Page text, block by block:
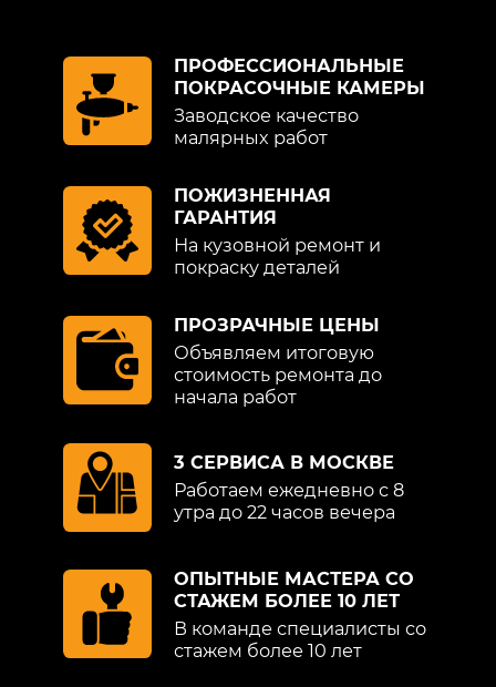
ПРОФЕССИОНАЛЬНЫЕ
ПОКРАСОЧНЫЕ КАМЕРЫ
Заводское качество
малярных работ
ПОЖИЗНЕННАЯ
ГАРАНТИЯ
На кузовной ремонт и
покраску деталей
ПРОЗРАЧНЫЕ ЦЕНЫ
Объявляем итоговую
стоимость ремонта до
начала работ
3 СЕРВИСА В МОСКВЕ
Работаем ежедневно с 8
утра до 22 часов вечера
ОПЫТНЫЕ МАСТЕРА СО
СТАЖЕМ БОЛЕЕ 10 ЛЕТ
В команде специалисты со
стажем более 10 лет